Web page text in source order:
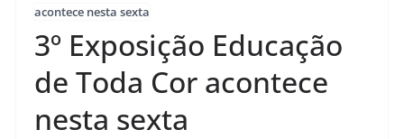
acontece nesta sexta
3º Exposição Educação
de Toda Cor acontece
nesta sexta